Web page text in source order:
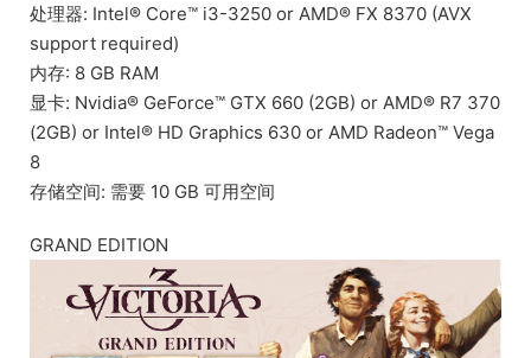
处理器: Intel® Core™ i3-3250 or AMD® FX 8370 (AVX
support required)
内存: 8 GB RAM
显卡: Nvidia® GeForce™ GTX 660 (2GB) or AMD® R7 370
(2GB) or Intel® HD Graphics 630 or AMD Radeon™ Vega
8
存储空间: 需要 10 GB 可用空间
GRAND EDITION